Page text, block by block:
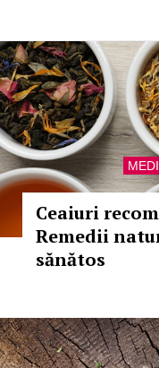
Ceaiuri
Remedii
sănătos